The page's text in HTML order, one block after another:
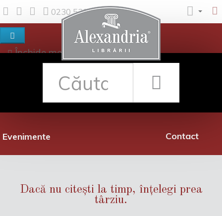
0230 530 342
Închide meniul
Evenimente
Rețea librării
Contact
Dacă nu citești la timp, înțelegi prea
târziu.